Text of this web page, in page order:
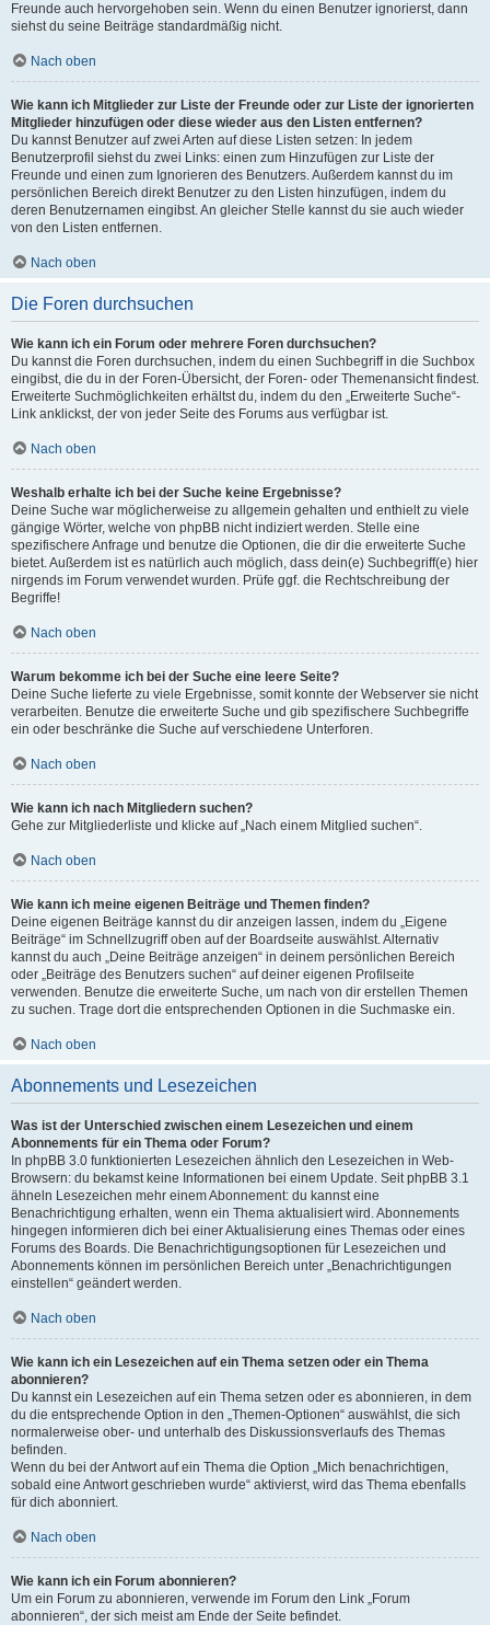
Freunde auch hervorgehoben sein. Wenn du einen Benutzer ignorierst, dann
siehst du seine Beiträge standardmäßig nicht.
Nach oben
Wie kann ich Mitglieder zur Liste der Freunde oder zur Liste der ignorierten
Mitglieder hinzufügen oder diese wieder aus den Listen entfernen?
Du kannst Benutzer auf zwei Arten auf diese Listen setzen: In jedem
Benutzerprofil siehst du zwei Links: einen zum Hinzufügen zur Liste der
Freunde und einen zum Ignorieren des Benutzers. Außerdem kannst du im
persönlichen Bereich direkt Benutzer zu den Listen hinzufügen, indem du
deren Benutzernamen eingibst. An gleicher Stelle kannst du sie auch wieder
von den Listen entfernen.
Nach oben
Die Foren durchsuchen
Wie kann ich ein Forum oder mehrere Foren durchsuchen?
Du kannst die Foren durchsuchen, indem du einen Suchbegriff in die Suchbox
eingibst, die du in der Foren-Übersicht, der Foren- oder Themenansicht findest.
Erweiterte Suchmöglichkeiten erhältst du, indem du den „Erweiterte Suche“-
Link anklickst, der von jeder Seite des Forums aus verfügbar ist.
Nach oben
Weshalb erhalte ich bei der Suche keine Ergebnisse?
Deine Suche war möglicherweise zu allgemein gehalten und enthielt zu viele
gängige Wörter, welche von phpBB nicht indiziert werden. Stelle eine
spezifischere Anfrage und benutze die Optionen, die dir die erweiterte Suche
bietet. Außerdem ist es natürlich auch möglich, dass dein(e) Suchbegriff(e) hier
nirgends im Forum verwendet wurden. Prüfe ggf. die Rechtschreibung der
Begriffe!
Nach oben
Warum bekomme ich bei der Suche eine leere Seite?
Deine Suche lieferte zu viele Ergebnisse, somit konnte der Webserver sie nicht
verarbeiten. Benutze die erweiterte Suche und gib spezifischere Suchbegriffe
ein oder beschränke die Suche auf verschiedene Unterforen.
Nach oben
Wie kann ich nach Mitgliedern suchen?
Gehe zur Mitgliederliste und klicke auf „Nach einem Mitglied suchen“.
Nach oben
Wie kann ich meine eigenen Beiträge und Themen finden?
Deine eigenen Beiträge kannst du dir anzeigen lassen, indem du „Eigene
Beiträge“ im Schnellzugriff oben auf der Boardseite auswählst. Alternativ
kannst du auch „Deine Beiträge anzeigen“ in deinem persönlichen Bereich
oder „Beiträge des Benutzers suchen“ auf deiner eigenen Profilseite
verwenden. Benutze die erweiterte Suche, um nach von dir erstellen Themen
zu suchen. Trage dort die entsprechenden Optionen in die Suchmaske ein.
Nach oben
Abonnements und Lesezeichen
Was ist der Unterschied zwischen einem Lesezeichen und einem
Abonnements für ein Thema oder Forum?
In phpBB 3.0 funktionierten Lesezeichen ähnlich den Lesezeichen in Web-
Browsern: du bekamst keine Informationen bei einem Update. Seit phpBB 3.1
ähneln Lesezeichen mehr einem Abonnement: du kannst eine
Benachrichtigung erhalten, wenn ein Thema aktualisiert wird. Abonnements
hingegen informieren dich bei einer Aktualisierung eines Themas oder eines
Forums des Boards. Die Benachrichtigungsoptionen für Lesezeichen und
Abonnements können im persönlichen Bereich unter „Benachrichtigungen
einstellen“ geändert werden.
Nach oben
Wie kann ich ein Lesezeichen auf ein Thema setzen oder ein Thema
abonnieren?
Du kannst ein Lesezeichen auf ein Thema setzen oder es abonnieren, in dem
du die entsprechende Option in den „Themen-Optionen“ auswählst, die sich
normalerweise ober- und unterhalb des Diskussionsverlaufs des Themas
befinden.
Wenn du bei der Antwort auf ein Thema die Option „Mich benachrichtigen,
sobald eine Antwort geschrieben wurde“ aktivierst, wird das Thema ebenfalls
für dich abonniert.
Nach oben
Wie kann ich ein Forum abonnieren?
Um ein Forum zu abonnieren, verwende im Forum den Link „Forum
abonnieren“, der sich meist am Ende der Seite befindet.